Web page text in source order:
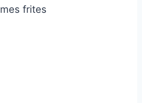
frites